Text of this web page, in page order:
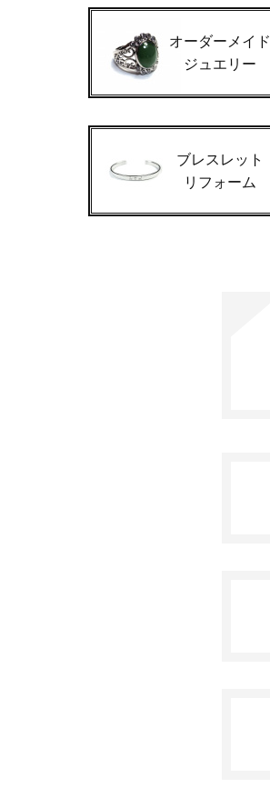
オーダーメイド
ジュエリー
ブレスレット
リフォーム